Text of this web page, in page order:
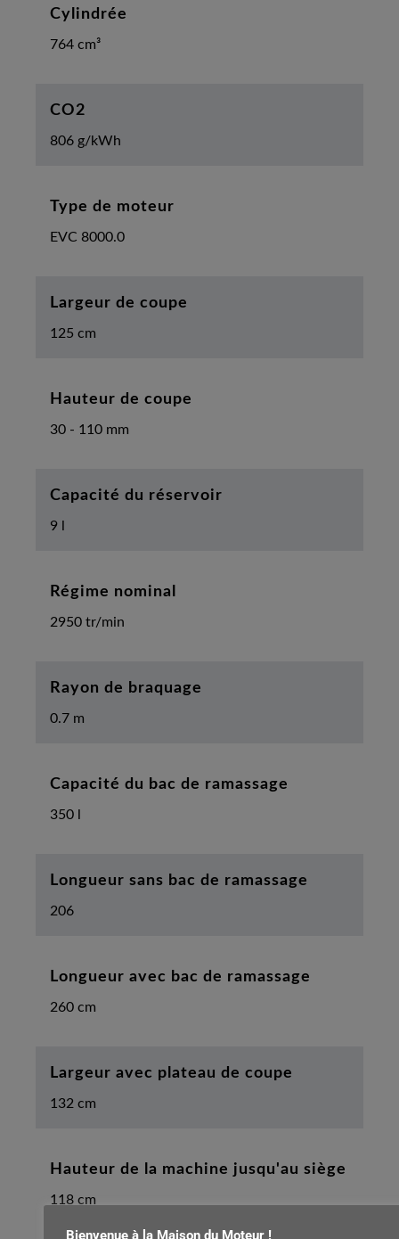
Cylindrée
764 cm³
CO2
806 g/kWh
Type de moteur
EVC 8000.0
Largeur de coupe
125 cm
Hauteur de coupe
30 - 110 mm
Capacité du réservoir
9 l
Régime nominal
2950 tr/min
Rayon de braquage
0.7 m
Capacité du bac de ramassage
350 l
Longueur sans bac de ramassage
206
Longueur avec bac de ramassage
260 cm
Largeur avec plateau de coupe
132 cm
Hauteur de la machine jusqu'au siège
118 cm
Bienvenue à la Maison du Moteur !